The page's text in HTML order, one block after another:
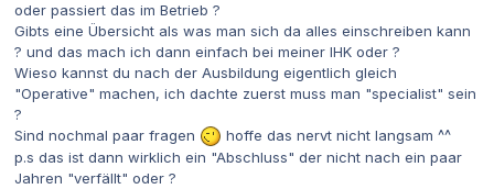
oder passiert das im Betrieb ?
Gibts eine Übersicht als was man sich da alles einschreiben kann
? und das mach ich dann einfach bei meiner IHK oder ?
Wieso kannst du nach der Ausbildung eigentlich gleich
"Operative" machen, ich dachte zuerst muss man "specialist" sein
?
Sind nochmal paar fragen
hoffe das nervt nicht langsam ^^
p.s das ist dann wirklich ein "Abschluss" der nicht nach ein paar
Jahren "verfällt" oder ?